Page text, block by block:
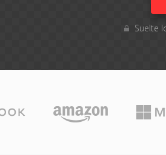
Suelte